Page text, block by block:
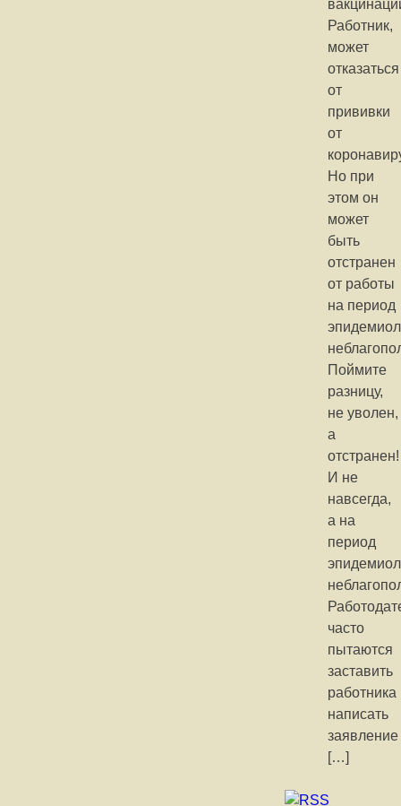
Работник,
может
отказаться
от
прививки
от
Но при
этом он
может
быть
отстранен
от работы
на период
Поймите
разницу,
не уволен,
а
отстранен!
И не
навсегда,
а на
период
часто
пытаются
заставить
работника
написать
заявление
[…]